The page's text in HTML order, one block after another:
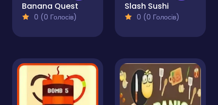
Banana Quest
0 (0 Голосів)
Slash Sushi
0 (0 Голосів)